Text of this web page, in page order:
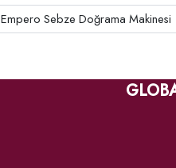
Empero Sebze Doğrama Makinesi